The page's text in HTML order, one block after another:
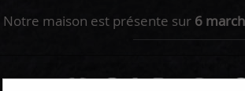
Notre maison est présente sur 6